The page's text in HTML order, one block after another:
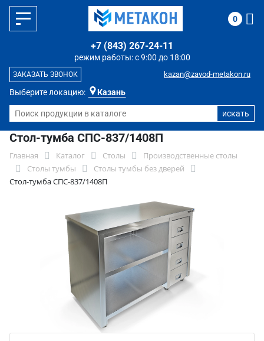
Выберите локацию: Казань
режим работы: с 9:00 до 18:00
+7 (843) 267-24-11
kazan@zavod-metakon.ru
ЗАКАЗАТЬ ЗВОНОК
0
Стол-тумба СПС-837/1408П
Главная Каталог Столы
Производственные столы
Столы тумбы
Столы тумбы без дверей
Стол-тумба СПС-837/1408П